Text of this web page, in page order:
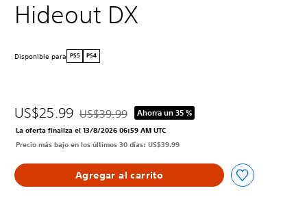
Hideout DX
Disponible para PS5 PS4
US$25.99 Rebajado del precio original de US$39.99
US$39.99 Ahorra un 35 %
La oferta finaliza el 13/8/2026 06:59 AM UTC
Precio más bajo en los últimos 30 días: US$39.99
Agregar al carrito